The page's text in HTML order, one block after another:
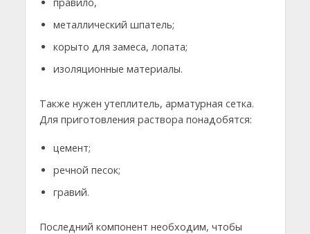
металлический шпатель;
корыто для замеса, лопата;
изоляционные материалы.
Также нужен утеплитель, арматурная сетка.
Для приготовления раствора понадобятся:
цемент;
речной песок;
гравий.
Последний компонент необходим, чтобы